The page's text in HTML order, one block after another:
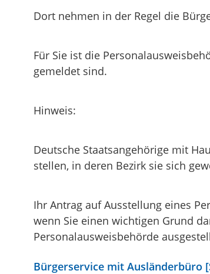
Dort nehmen in der Regel die
Für Sie ist die
gemeldet sind.
Hinweis:
Deutsche Staatsangehörige mit
stellen, in deren Bezirk sie sich
Ihr Antrag auf Ausstellung eines
wenn Sie einen wichtigen Grund
Personalausweisbehörde
Bürgerservice mit Ausländerbüro